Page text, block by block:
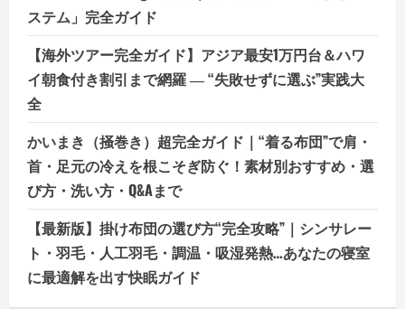
ステム」完全ガイド
【海外ツアー完全ガイド】アジア最安1万円台＆ハワ
イ朝食付き割引まで網羅 ― “失敗せずに選ぶ”実践大
全
かいまき（掻巻き）超完全ガイド｜“着る布団”で肩・
首・足元の冷えを根こそぎ防ぐ！素材別おすすめ・選
び方・洗い方・Q&Aまで
【最新版】掛け布団の選び方“完全攻略”｜シンサレー
ト・羽毛・人工羽毛・調温・吸湿発熱…あなたの寝室
に最適解を出す快眠ガイド